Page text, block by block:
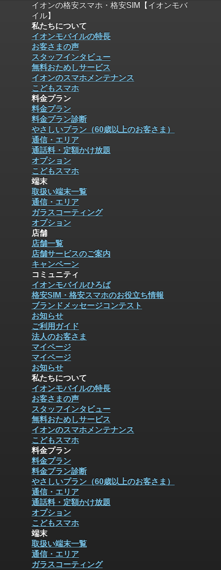
イオンの格安スマホ・格安SIM【イオンモバ
イル】
私たちについて
イオンモバイルの特長
お客さまの声
スタッフインタビュー
無料おためしサービス
イオンのスマホメンテナンス
こどもスマホ
料金プラン
料金プラン
料金プラン診断
やさしいプラン（60歳以上のお客さま）
通信・エリア
通話料・定額かけ放題
オプション
こどもスマホ
端末
取扱い端末一覧
通信・エリア
ガラスコーティング
オプション
店舗
店舗一覧
店舗サービスのご案内
キャンペーン
コミュニティ
イオンモバイルひろば
格安SIM・格安スマホのお役立ち情報
ブランドメッセージコンテスト
お知らせ
ご利用ガイド
法人のお客さま
マイページ
マイページ
お知らせ
私たちについて
イオンモバイルの特長
お客さまの声
スタッフインタビュー
無料おためしサービス
イオンのスマホメンテナンス
こどもスマホ
料金プラン
料金プラン
料金プラン診断
やさしいプラン（60歳以上のお客さま）
通信・エリア
通話料・定額かけ放題
オプション
こどもスマホ
端末
取扱い端末一覧
通信・エリア
ガラスコーティング